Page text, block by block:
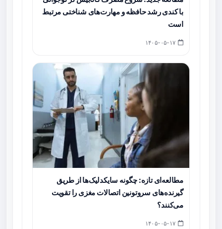
با کندی رشد حافظه و مهارت‌های شناختی مرتبط
است
مطالعه‌ای تازه: چگونه سایکدلیک‌ها از طریق
گیرنده‌های سروتونین اتصالات مغزی را تقویت
می‌کنند؟